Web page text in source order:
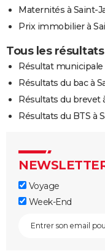
Maternités à Saint-
Prix immobilier à
Tous les
Résultat
Résultats du bac à
Résultats du brevet
Résultats du BTS à
Voyage
Week-End